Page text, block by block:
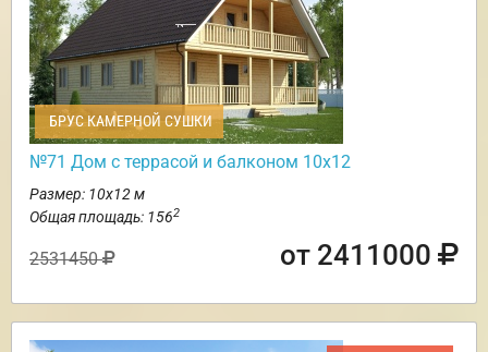
БРУС КАМЕРНОЙ СУШКИ
№71 Дом с террасой и балконом 10х12
Размер: 10х12 м
Общая площадь: 1562
2531450 от 2411000